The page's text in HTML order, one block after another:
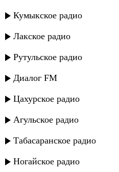
Кумыкское радио
Лакское радио
Рутульское радио
Диалог FM
Цахурское радио
Агульское радио
Табасаранское радио
Ногайское радио
Марина Мустафаева -
Марина Мустафаева -
Марина Мустафаева -
Марина Мустафаева -